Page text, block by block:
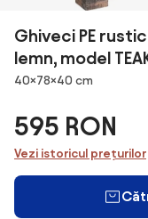
Ghiveci PE
lemn, model
Dimensiuni
40×78×40 cm
595 RON
Vezi istoricul prețurilor